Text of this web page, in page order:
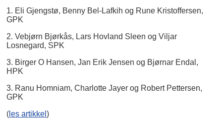
1. Eli Gjengstø, Benny Bel-Lafkih og Rune Kristoffersen,
GPK
2. Vebjørn Bjørkås, Lars Hovland Sleen og Viljar
Losnegard, SPK
3. Birger O Hansen, Jan Erik Jensen og Bjørnar Endal,
HPK
3. Ranu Homniam, Charlotte Jayer og Robert Pettersen,
GPK
( les artikkel)